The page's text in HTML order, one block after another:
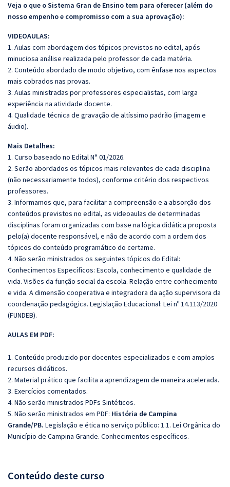
Veja o que o Sistema Gran de Ensino tem para oferecer (além do
nosso empenho e compromisso com a sua aprovação):
VIDEOAULAS:
1. Aulas com abordagem dos tópicos previstos no edital, após
minuciosa análise realizada pelo professor de cada matéria.
2. Conteúdo abordado de modo objetivo, com ênfase nos aspectos
mais cobrados nas provas.
3. Aulas ministradas por professores especialistas, com larga
experiência na atividade docente.
4. Qualidade técnica de gravação de altíssimo padrão (imagem e
áudio).
Mais Detalhes:
1. Curso baseado no Edital N° 01/2026.
2. Serão abordados os tópicos mais relevantes de cada disciplina
(não necessariamente todos), conforme critério dos respectivos
professores.
3. Informamos que, para facilitar a compreensão e a absorção dos
conteúdos previstos no edital, as videoaulas de determinadas
disciplinas foram organizadas com base na lógica didática proposta
pelo(a) docente responsável, e não de acordo com a ordem dos
tópicos do conteúdo programático do certame.
4. Não serão ministrados os seguintes tópicos do Edital:
Conhecimentos Específicos: Escola, conhecimento e qualidade de
vida. Visões da função social da escola. Relação entre conhecimento
e vida. A dimensão cooperativa e integradora da ação supervisora da
coordenação pedagógica. Legislação Educacional: Lei nº 14.113/2020
(FUNDEB).
AULAS EM PDF:
1. Conteúdo produzido por docentes especializados e com amplos
recursos didáticos.
2. Material prático que facilita a aprendizagem de maneira acelerada.
3. Exercícios comentados.
4. Não serão ministrados PDFs Sintéticos.
5. Não serão ministrados em PDF: História de Campina
Grande/PB. Legislação e ética no serviço público: 1.1. Lei Orgânica do
Município de Campina Grande. Conhecimentos específicos.
Conteúdo deste curso